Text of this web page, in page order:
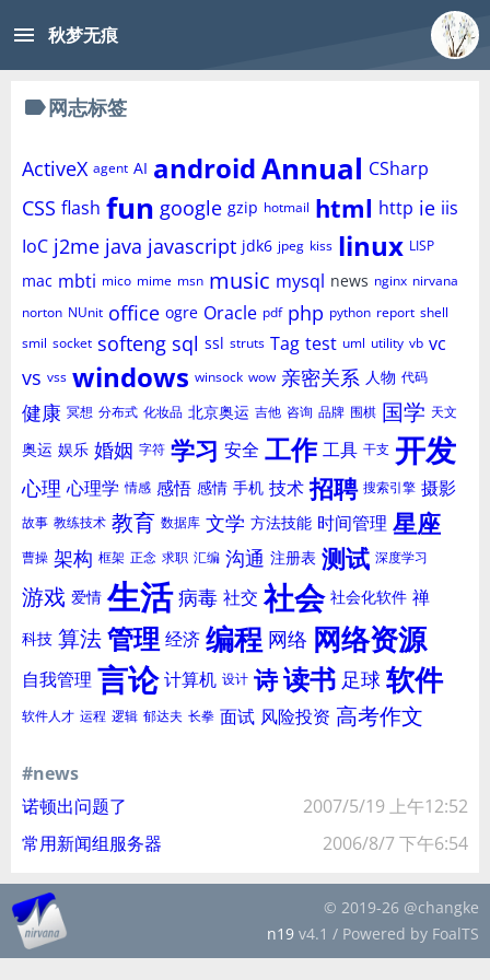
menu 秋梦无痕
label网志标签
ActiveX agent AI androidAnnual CSharp
CSS flash fun google gzip hotmail html http ie iis
IoC j2me java javascript jdk6 jpeg kiss linux LISP
mac mbti mico mime msn music mysql news nginx nirvana
norton NUnit office ogre Oracle pdf php python report shell
smil socket softeng sql ssl struts Tag test uml utility vb vc
vs vss windows winsock wow 亲密关系 人物 代码
健康 冥想 分布式 化妆品 北京奥运 吉他 咨询 品牌 围棋 国学 天文
奥运 娱乐 婚姻 字符 学习 安全 工作 工具 干支 开发
心理 心理学 情感 感悟 感情 手机 技术 招聘 搜索引擎 摄影
故事 教练技术 教育 数据库 文学 方法技能 时间管理 星座
曹操 架构 框架 正念 求职 汇编 沟通 注册表 测试 深度学习
游戏 爱情 生活 病毒 社交 社会 社会化软件 禅
科技 算法管理 经济 编程 网络 网络资源
自我管理 言论 计算机 设计 诗读书 足球 软件
软件人才 运程 逻辑 郁达夫 长拳 面试 风险投资 高考作文
#news
诺顿出问题了
2007/5/19 上午12:52
常用新闻组服务器
2006/8/7 下午6:54
© 2019-26 @changke
n19 v4.1 / Powered by FoalTS